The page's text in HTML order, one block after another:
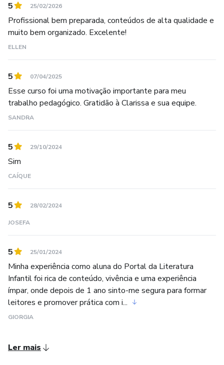
5 25/02/2026
Profissional bem preparada, conteúdos de alta qualidade e
muito bem organizado. Excelente!
ELLEN
5 07/04/2025
Esse curso foi uma motivação importante para meu
trabalho pedagógico. Gratidão à Clarissa e sua equipe.
SANDRA
5 29/10/2024
Sim
CAÍQUE
5 28/02/2024
JOSEFA
5 25/01/2024
Minha experiência como aluna do Portal da Literatura
Infantil foi rica de conteúdo, vivência e uma experiência
ímpar, onde depois de 1 ano sinto-me segura para formar
leitores e promover prática com i...
GIORGIA
Ler mais